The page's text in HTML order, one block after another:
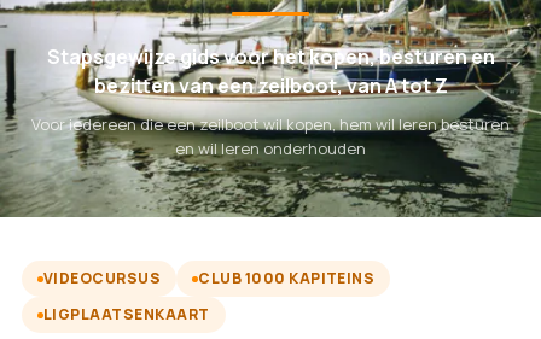
Stapsgewijze gids voor het kopen, besturen en
bezitten van een zeilboot, van A tot Z
Voor iedereen die een zeilboot wil kopen, hem wil leren besturen
en wil leren onderhouden
VIDEOCURSUS
CLUB 1000 KAPITEINS
LIGPLAATSENKAART